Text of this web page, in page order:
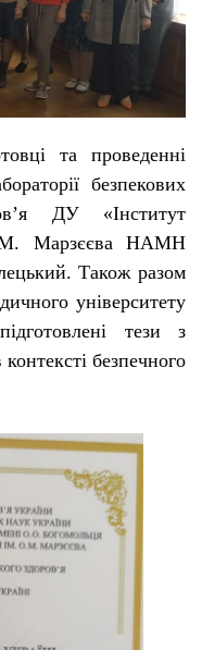
та проведенні
безпекових
ДУ «Інститут
Марзєєва НАМН
Також разом
університету
тези з
безпечного